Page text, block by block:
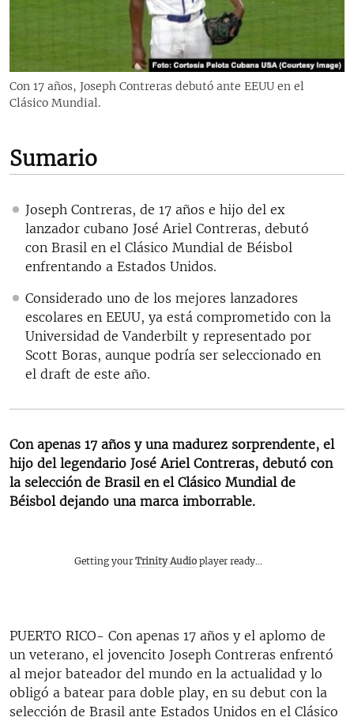
ESPECIALES
ESPECIALES
LA REALIDAD DE LA VIVIENDA EN CUBA
KENTU-CUBANO
DESINFORMACIÓN RUSA EN AMÉRICA LATINA
LA INVASIÓN DE RUSIA A UCRANIA
MULTIMEDIA
EDITORIALES
Con 17 años, Joseph Contreras debutó ante EEUU en el
Clásico Mundial.
Sumario
Joseph Contreras, de 17 años e hijo del ex
lanzador cubano José Ariel Contreras, debutó
con Brasil en el Clásico Mundial de Béisbol
enfrentando a Estados Unidos.
Considerado uno de los mejores lanzadores
escolares en EEUU, ya está comprometido con la
Universidad de Vanderbilt y representado por
Scott Boras, aunque podría ser seleccionado en
el draft de este año.
Con apenas 17 años y una madurez sorprendente, el
hijo del legendario José Ariel Contreras, debutó con
la selección de Brasil en el Clásico Mundial de
Béisbol dejando una marca imborrable.
Getting yourTrinity Audio player ready...
PUERTO RICO- Con apenas 17 años y el aplomo de
un veterano, el jovencito Joseph Contreras enfrentó
al mejor bateador del mundo en la actualidad y lo
obligó a batear para doble play, en su debut con la
selección de Brasil ante Estados Unidos en el Clásico